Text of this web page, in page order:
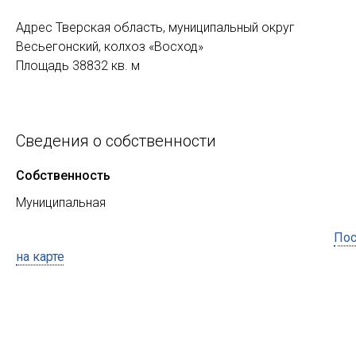
Адрес Тверская область, муниципальный округ
Весьегонский, колхоз «Восход»
Площадь 38832 кв. м
Сведения о собственности
Собственность
Муниципальная
на карте